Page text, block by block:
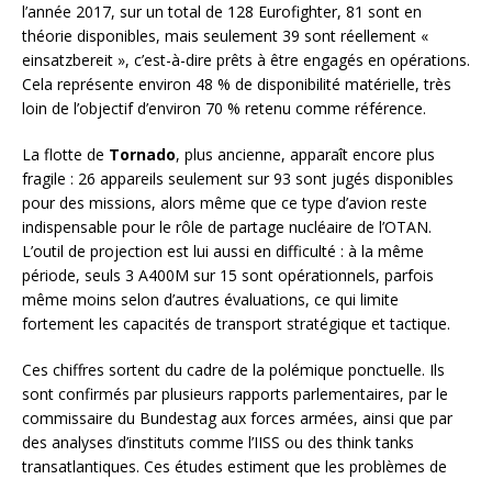
l’année 2017, sur un total de 128 Eurofighter, 81 sont en
théorie disponibles, mais seulement 39 sont réellement «
einsatzbereit », c’est-à-dire prêts à être engagés en opérations.
Cela représente environ 48 % de disponibilité matérielle, très
loin de l’objectif d’environ 70 % retenu comme référence.
La flotte de Tornado, plus ancienne, apparaît encore plus
fragile : 26 appareils seulement sur 93 sont jugés disponibles
pour des missions, alors même que ce type d’avion reste
indispensable pour le rôle de partage nucléaire de l’OTAN.
L’outil de projection est lui aussi en difficulté : à la même
période, seuls 3 A400M sur 15 sont opérationnels, parfois
même moins selon d’autres évaluations, ce qui limite
fortement les capacités de transport stratégique et tactique.
Ces chiffres sortent du cadre de la polémique ponctuelle. Ils
sont confirmés par plusieurs rapports parlementaires, par le
commissaire du Bundestag aux forces armées, ainsi que par
des analyses d’instituts comme l’IISS ou des think tanks
transatlantiques. Ces études estiment que les problèmes de